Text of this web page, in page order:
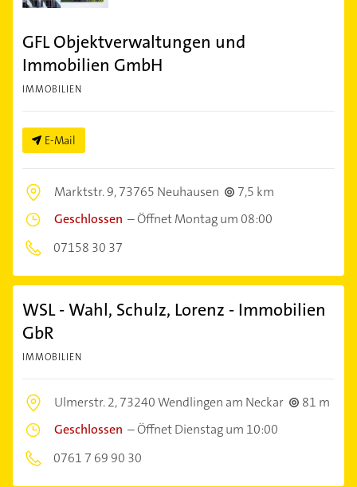
GFL Objektverwaltungen und
Immobilien GmbH
IMMOBILIEN
E-Mail
Marktstr. 9,73765 Neuhausen
7,5 km
Geschlossen –Öffnet Montag um 08:00
07158 30 37
WSL - Wahl, Schulz, Lorenz - Immobilien
GbR
IMMOBILIEN
Ulmerstr. 2,73240 Wendlingen am Neckar
81 m
Geschlossen –Öffnet Dienstag um 10:00
0761 7 69 90 30